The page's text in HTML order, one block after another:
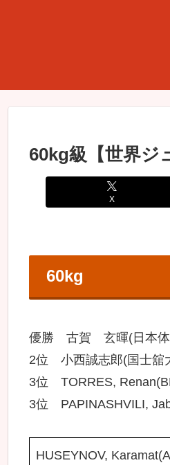
60kg級【世界ジ
X
60kg
優勝 古賀 玄暉(日本体
2位 小西誠志郎(国士舘
3位 TORRES,
3位 PAPINASHVILI,
HUSEYNOV,